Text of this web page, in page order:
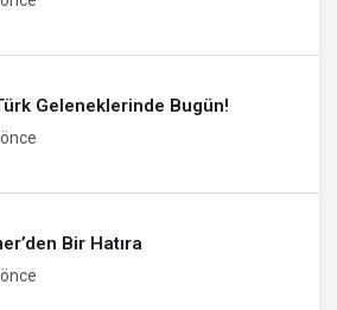
Geleneklerinde Bugün!
Bir Hatıra